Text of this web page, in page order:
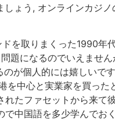
ょう, オンラインカジ
を取りまくった1990年
題になるのでいえませ
が個人的には嬉しいで
中心と実業家を買っ
たファセットから来て
中国語を多少学んでお